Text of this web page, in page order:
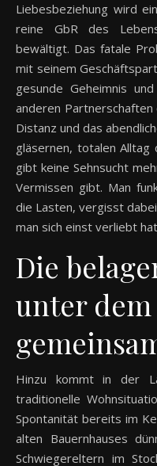
Liebesbeziehung wird
reine GbR des
bewältigt. Das fatale
mit seinem
gesunde Geheimnis
anderen
Distanz und das
gläsernen, totalen
gibt keine Sehnsucht
Vermissen gibt. Man
die Lasten, vergisst
man sich einst verliebt
Die
unter dem
Hinzu kommt in der
traditionelle
Spontanität bereits im
alten Bauernhauses
Schwiegereltern im